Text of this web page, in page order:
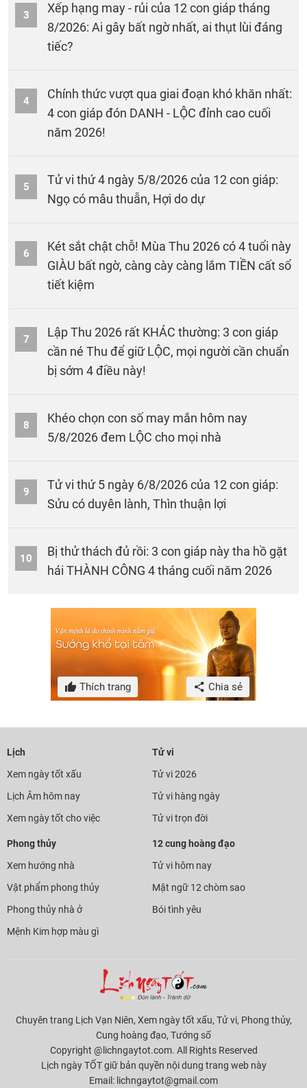
3
Xếp hạng may - rủi của 12 con giáp tháng
8/2026: Ai gây bất ngờ nhất, ai thụt lùi đáng
tiếc?
4
Chính thức vượt qua giai đoạn khó khăn nhất:
4 con giáp đón DANH - LỘC đỉnh cao cuối
năm 2026!
5
Tử vi thứ 4 ngày 5/8/2026 của 12 con giáp:
Ngọ có mâu thuẫn, Hợi do dự
6
Két sắt chật chỗ! Mùa Thu 2026 có 4 tuổi này
GIÀU bất ngờ, càng cày càng lắm TIỀN cất sổ
tiết kiệm
7
Lập Thu 2026 rất KHÁC thường: 3 con giáp
cần né Thu để giữ LỘC, mọi người cần chuẩn
bị sớm 4 điều này!
8
Khéo chọn con số may mắn hôm nay
5/8/2026 đem LỘC cho mọi nhà
9
Tử vi thứ 5 ngày 6/8/2026 của 12 con giáp:
Sửu có duyên lành, Thìn thuận lợi
10
Bị thử thách đủ rồi: 3 con giáp này tha hồ gặt
hái THÀNH CÔNG 4 tháng cuối năm 2026
Thích trang Chia sẻ
Lịch
Xem ngày tốt xấu
Lịch Âm hôm nay
Xem ngày tốt cho việc
Tử vi
Tử vi 2026
Tử vi hàng ngày
Tử vi trọn đời
Phong thủy
Xem hướng nhà
Vật phẩm phong thủy
Phong thủy nhà ở
Mệnh Kim hợp màu gì
12 cung hoàng đạo
Tử vi hôm nay
Mật ngữ 12 chòm sao
Bói tình yêu
Chuyên trang Lịch Vạn Niên, Xem ngày tốt xấu, Tử vi, Phong thủy,
Cung hoàng đạo, Tướng số
Copyright @lichngaytot.com. All Rights Reserved
Lịch ngày TỐT giữ bản quyền nội dung trang web này
Email: lichngaytot@gmail.com